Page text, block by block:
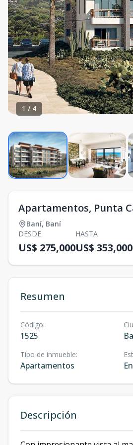
1 / 4
Apartamentos, Punta
Baní, Baní
DESDE
US$ 275,000
HASTA
US$ 353,000
Resumen
Código:
1525
Tipo de inmueble:
Apartamentos
Descripción